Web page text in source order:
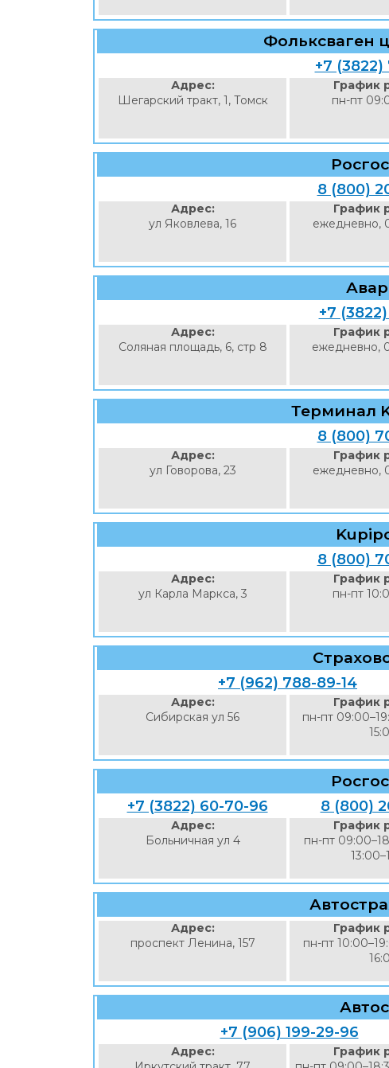
Фольксваген
+7
Адрес:
Шегарский тракт, 1, Томск
График
пн-пт
8 (800)
Адрес:
ул Яковлева, 16
График
ежедневно,
+7
Адрес:
Соляная площадь, 6, стр 8
График
ежедневно,
Терминал
8 (800)
Адрес:
ул Говорова, 23
График
ежедневно,
8 (800)
Адрес:
ул Карла Маркса, 3
График
пн-пт
+7 (962) 788-89-14
Адрес:
Сибирская ул 56
График
пн-пт
+7 (3822) 60-70-96 8 (800)
Адрес:
Больничная ул 4
График
пн-пт
Адрес:
проспект Ленина, 157
График
пн-пт
+7 (906) 199-29-96
Адрес:
График